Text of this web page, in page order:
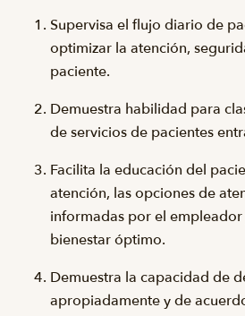
Supervisa el flujo diario de
optimizar la atención,
paciente.
Demuestra habilidad para
de servicios de pacientes
Facilita la educación del
atención, las opciones de
informadas por el
bienestar óptimo.
Demuestra la capacidad de
apropiadamente y de